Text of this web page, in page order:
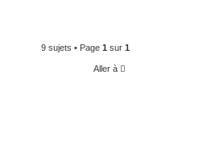
9 sujets • Page 1 sur 1
Aller à